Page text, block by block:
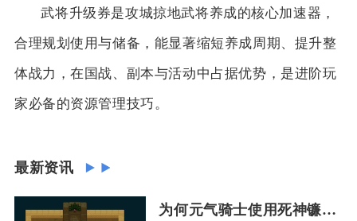
武将升级券是攻城掠地武将养成的核心加速器，
合理规划使用与储备，能显著缩短养成周期、提升整
体战力，在国战、副本与活动中占据优势，是进阶玩
家必备的资源管理技巧。
最新资讯
为何元气骑士使用死神镰刀会有血流